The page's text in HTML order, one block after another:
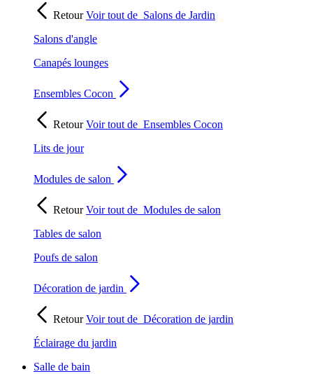
RetourVoir tout de Salons de Jardin
Salons d'angle
Canapés lounges
Ensembles Cocon
RetourVoir tout de Ensembles Cocon
Lits de jour
Modules de salon
RetourVoir tout de Modules de salon
Tables de salon
Poufs de salon
Décoration de jardin
RetourVoir tout de Décoration de jardin
Éclairage du jardin
Salle de bain